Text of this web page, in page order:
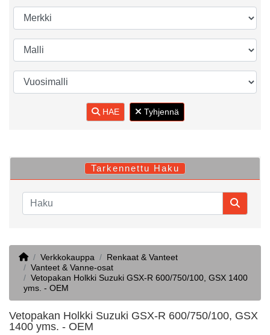
HAE Tyhjennä
Tarkennettu Haku
HomeVerkkokauppa
Renkaat & Vanteet
Vanteet & Vanne-osat
Vetopakan Holkki Suzuki GSX-R 600/750/100, GSX 1400
yms. - OEM
Vetopakan Holkki Suzuki GSX-R 600/750/100, GSX
1400 yms. - OEM